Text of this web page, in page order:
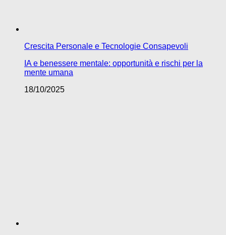
Crescita Personale e Tecnologie Consapevoli
IA e benessere mentale: opportunità e rischi per la
mente umana
18/10/2025